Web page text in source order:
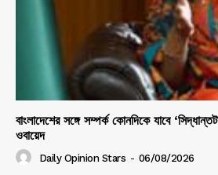
বাংলাদেশের সঙ্গে সম্পর্ক কোনদিকে যাবে
ওবায়েদ
Daily Opinion Stars - 06/08/2026